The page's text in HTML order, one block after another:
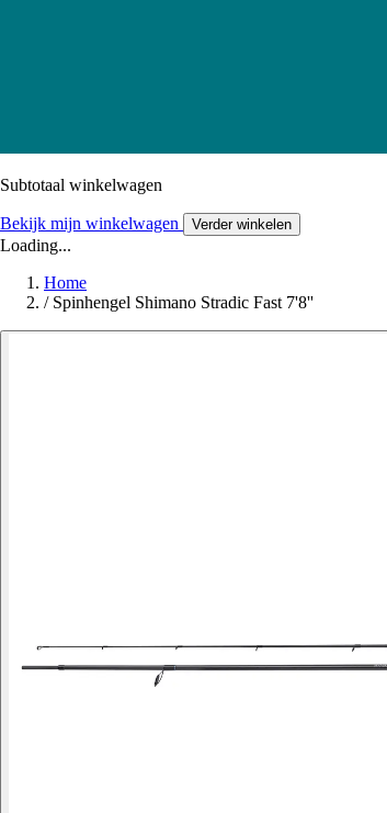
Subtotaal winkelwagen
Bekijk mijn winkelwagen Verder winkelen
Loading...
Home
/ Spinhengel Shimano Stradic Fast 7'8''